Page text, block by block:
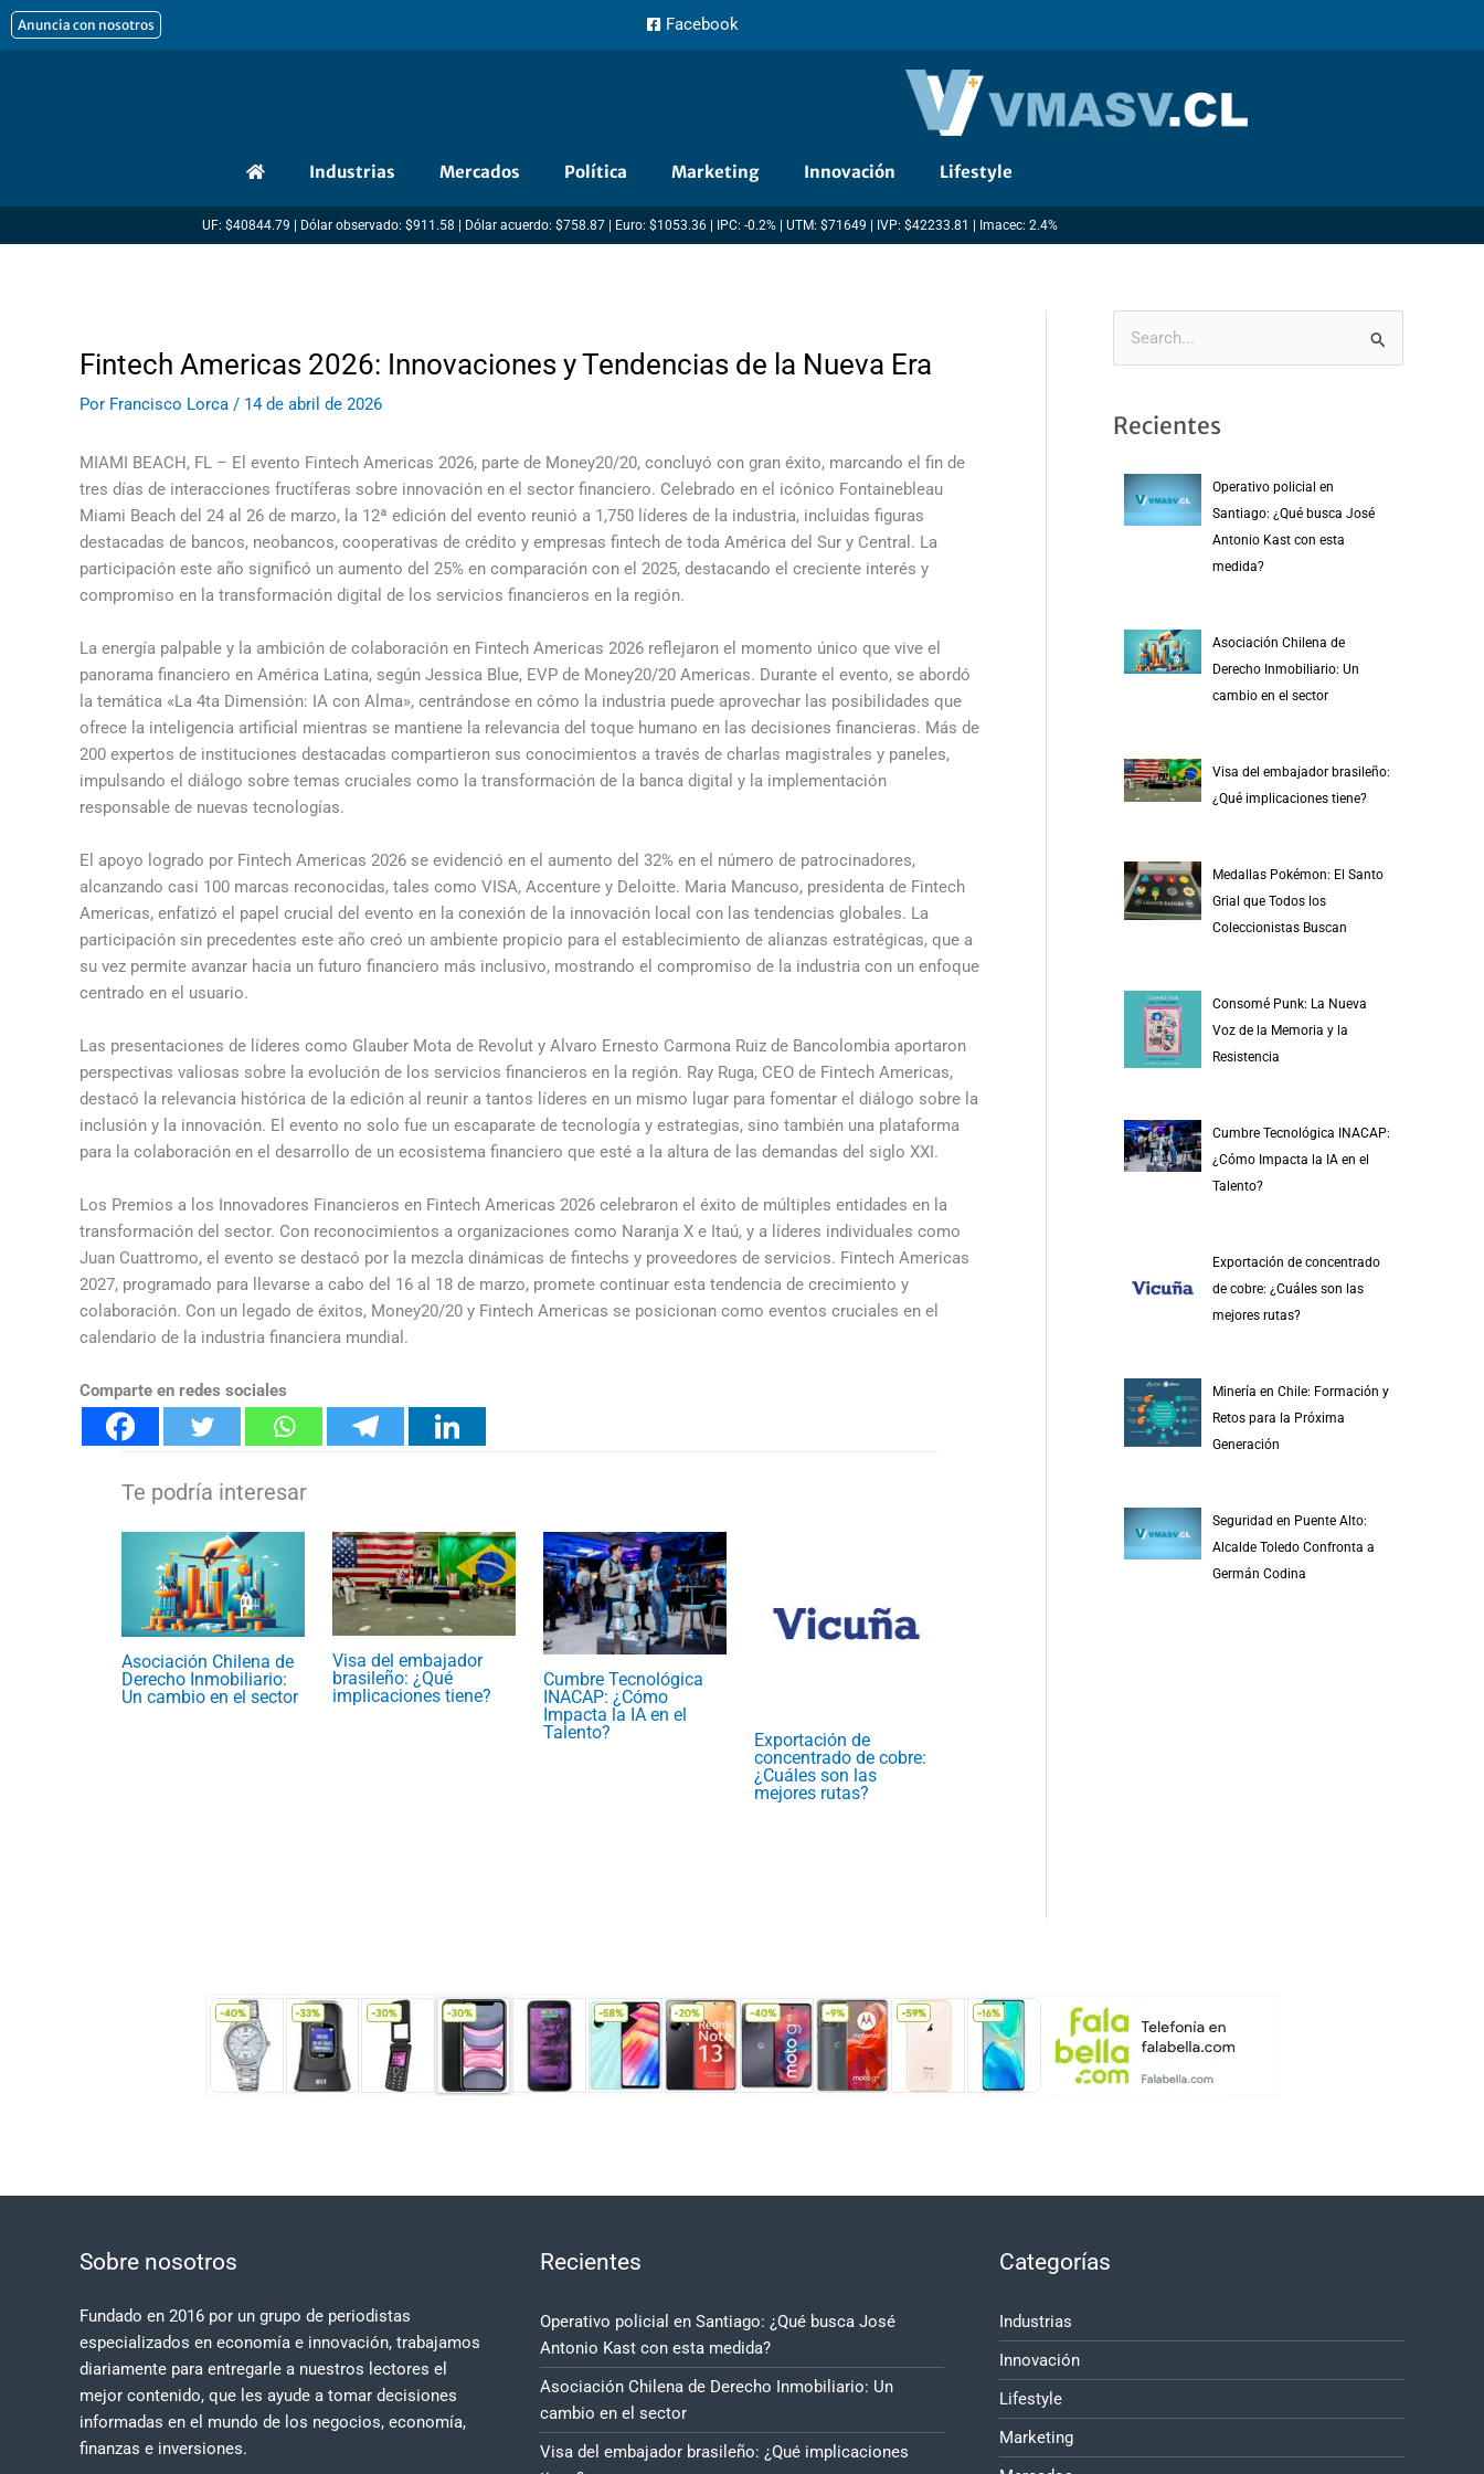
al
Anuncia con nosotros Facebook
Industrias Mercados Política Marketing Innovación Lifestyle
UF: $40844.79 | Dólar observado: $911.58 | Dólar acuerdo: $758.87 | Euro: $1053.36 | IPC: -0.2% | UTM: $71649 | IVP: $42233.81 | Imacec: 2.4%
Fintech Americas 2026: Innovaciones y Tendencias de la Nueva Era
Por Francisco Lorca / 14 de abril de 2026
MIAMI BEACH, FL – El evento Fintech Americas 2026, parte de Money20/20, concluyó con gran éxito, marcando el fin de
tres días de interacciones fructíferas sobre innovación en el sector financiero. Celebrado en el icónico Fontainebleau
Miami Beach del 24 al 26 de marzo, la 12ª edición del evento reunió a 1,750 líderes de la industria, incluidas figuras
destacadas de bancos, neobancos, cooperativas de crédito y empresas fintech de toda América del Sur y Central. La
participación este año significó un aumento del 25% en comparación con el 2025, destacando el creciente interés y
compromiso en la transformación digital de los servicios financieros en la región.
La energía palpable y la ambición de colaboración en Fintech Americas 2026 reflejaron el momento único que vive el
panorama financiero en América Latina, según Jessica Blue, EVP de Money20/20 Americas. Durante el evento, se abordó
la temática «La 4ta Dimensión: IA con Alma», centrándose en cómo la industria puede aprovechar las posibilidades que
ofrece la inteligencia artificial mientras se mantiene la relevancia del toque humano en las decisiones financieras. Más de
200 expertos de instituciones destacadas compartieron sus conocimientos a través de charlas magistrales y paneles,
impulsando el diálogo sobre temas cruciales como la transformación de la banca digital y la implementación
responsable de nuevas tecnologías.
El apoyo logrado por Fintech Americas 2026 se evidenció en el aumento del 32% en el número de patrocinadores,
alcanzando casi 100 marcas reconocidas, tales como VISA, Accenture y Deloitte. Maria Mancuso, presidenta de Fintech
Americas, enfatizó el papel crucial del evento en la conexión de la innovación local con las tendencias globales. La
participación sin precedentes este año creó un ambiente propicio para el establecimiento de alianzas estratégicas, que a
su vez permite avanzar hacia un futuro financiero más inclusivo, mostrando el compromiso de la industria con un enfoque
centrado en el usuario.
Las presentaciones de líderes como Glauber Mota de Revolut y Alvaro Ernesto Carmona Ruiz de Bancolombia aportaron
perspectivas valiosas sobre la evolución de los servicios financieros en la región. Ray Ruga, CEO de Fintech Americas,
destacó la relevancia histórica de la edición al reunir a tantos líderes en un mismo lugar para fomentar el diálogo sobre la
inclusión y la innovación. El evento no solo fue un escaparate de tecnología y estrategias, sino también una plataforma
para la colaboración en el desarrollo de un ecosistema financiero que esté a la altura de las demandas del siglo XXI.
Los Premios a los Innovadores Financieros en Fintech Americas 2026 celebraron el éxito de múltiples entidades en la
transformación del sector. Con reconocimientos a organizaciones como Naranja X e Itaú, y a líderes individuales como
Juan Cuattromo, el evento se destacó por la mezcla dinámicas de fintechs y proveedores de servicios. Fintech Americas
2027, programado para llevarse a cabo del 16 al 18 de marzo, promete continuar esta tendencia de crecimiento y
colaboración. Con un legado de éxitos, Money20/20 y Fintech Americas se posicionan como eventos cruciales en el
calendario de la industria financiera mundial.
Comparte en redes sociales
Asociación Chilena de
Derecho Inmobiliario:
Un cambio en el sector
Visa del embajador
brasileño: ¿Qué
implicaciones tiene?
Cumbre Tecnológica
INACAP: ¿Cómo
Impacta la IA en el
Talento?
Exportación de
concentrado de cobre:
¿Cuáles son las
mejores rutas?
Recientes
Operativo policial en
Santiago: ¿Qué busca José
Antonio Kast con esta
medida?
Asociación Chilena de
Derecho Inmobiliario: Un
cambio en el sector
Visa del embajador brasileño:
¿Qué implicaciones tiene?
Medallas Pokémon: El Santo
Grial que Todos los
Coleccionistas Buscan
Consomé Punk: La Nueva
Voz de la Memoria y la
Resistencia
Cumbre Tecnológica INACAP:
¿Cómo Impacta la IA en el
Talento?
Exportación de concentrado
de cobre: ¿Cuáles son las
mejores rutas?
Minería en Chile: Formación y
Retos para la Próxima
Generación
Seguridad en Puente Alto:
Alcalde Toledo Confronta a
Germán Codina
Sobre nosotros
Fundado en 2016 por un grupo de periodistas
especializados en economía e innovación, trabajamos
diariamente para entregarle a nuestros lectores el
mejor contenido, que les ayude a tomar decisiones
informadas en el mundo de los negocios, economía,
finanzas e inversiones.
Recientes
Operativo policial en Santiago: ¿Qué busca José
Antonio Kast con esta medida?
Asociación Chilena de Derecho Inmobiliario: Un
cambio en el sector
Visa del embajador brasileño: ¿Qué implicaciones
Categorías
Industrias
Innovación
Lifestyle
Marketing